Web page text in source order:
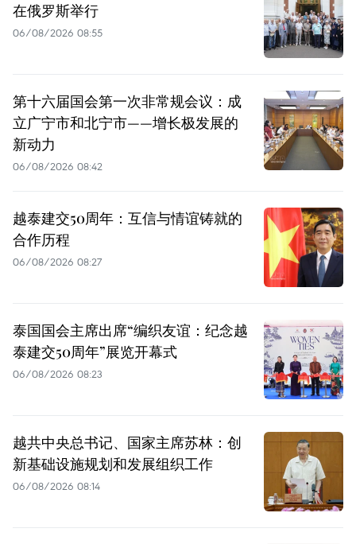
在俄罗斯举行
06/08/2026 08:55
第十六届国会第一次非常规会议：成
立广宁市和北宁市——增长极发展的
新动力
06/08/2026 08:42
越泰建交50周年：互信与情谊铸就的
合作历程
06/08/2026 08:27
泰国国会主席出席“编织友谊：纪念越
泰建交50周年”展览开幕式
06/08/2026 08:23
越共中央总书记、国家主席苏林：创
新基础设施规划和发展组织工作
06/08/2026 08:14